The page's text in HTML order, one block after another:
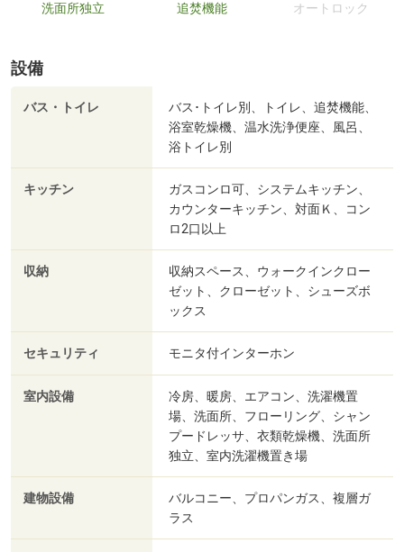
洗面所独立 追焚機能 オートロック
設備
バス・トイレ
バス･トイレ別、トイレ、追焚機能、
浴室乾燥機、温水洗浄便座、風呂、
浴トイレ別
キッチン
ガスコンロ可、システムキッチン、
カウンターキッチン、対面Ｋ、コン
ロ2口以上
収納
収納スペース、ウォークインクロー
ゼット、クローゼット、シューズボ
ックス
セキュリティ モニタ付インターホン
室内設備
冷房、暖房、エアコン、洗濯機置
場、洗面所、フローリング、シャン
プードレッサ、衣類乾燥機、洗面所
独立、室内洗濯機置き場
建物設備
バルコニー、プロパンガス、複層ガ
ラス